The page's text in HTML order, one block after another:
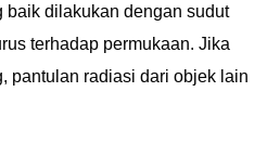
baik dilakukan dengan sudut
terhadap permukaan. Jika
pantulan radiasi dari objek lain